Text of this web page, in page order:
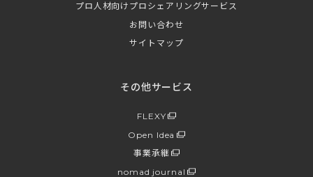
プロ人材向けプロシェアリングサービス
お問い合わせ
サイトマップ
その他サービス
FLEXY
Open Idea
事業承継
nomad journal